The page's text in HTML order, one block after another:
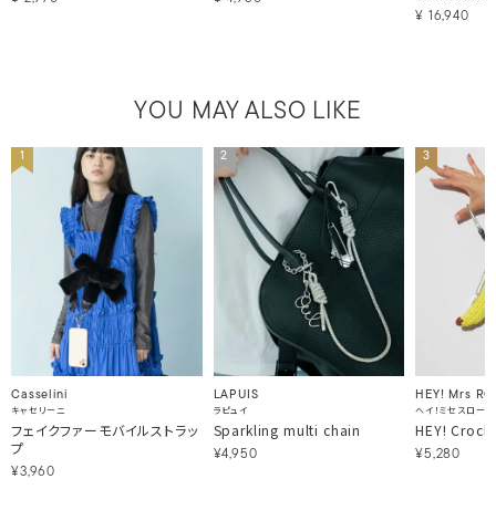
¥ 16,940
YOU MAY ALSO LIKE
1
Casselini
キャセリーニ
フェイクファーモバイルストラッ
プ
¥3,960
2
LAPUIS
ラピュイ
Sparkling multi chain
¥4,950
3
HEY! Mrs
ヘイ！ミセスローズ
HEY!
¥5,280